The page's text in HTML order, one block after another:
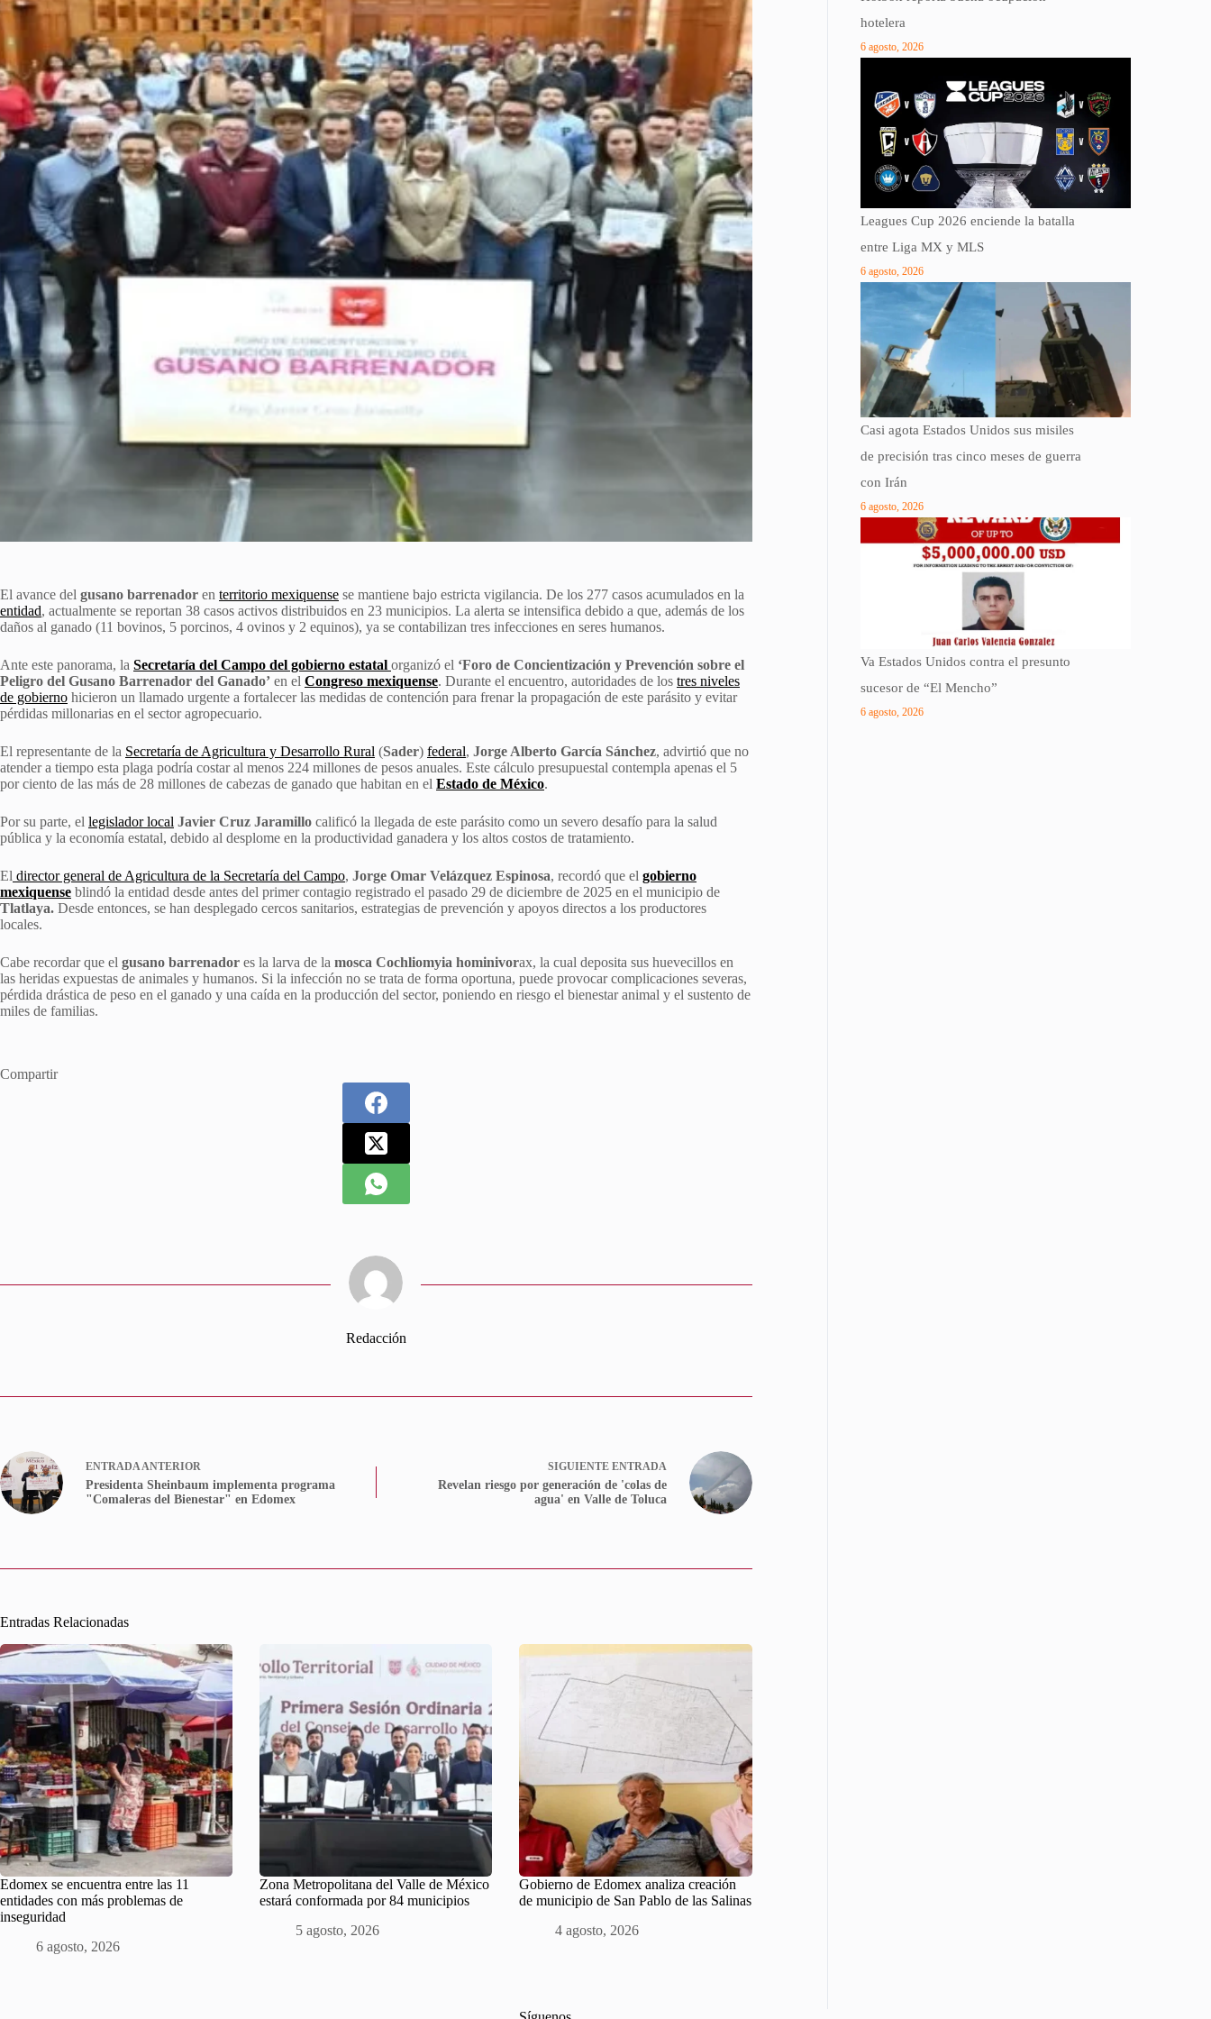
El avance del gusano barrenador en territorio mexiquense se mantiene bajo estricta vigilancia. De los 277 casos acumulados en la
entidad, actualmente se reportan 38 casos activos distribuidos en 23 municipios. La alerta se intensifica debido a que, además de los
daños al ganado (11 bovinos, 5 porcinos, 4 ovinos y 2 equinos), ya se contabilizan tres infecciones en seres humanos.
Ante este panorama, la Secretaría del Campo del gobierno estatal organizó el ‘Foro de Concientización y Prevención sobre el
Peligro del Gusano Barrenador del Ganado’ en el Congreso mexiquense. Durante el encuentro, autoridades de los tres niveles
de gobierno hicieron un llamado urgente a fortalecer las medidas de contención para frenar la propagación de este parásito y evitar
pérdidas millonarias en el sector agropecuario.
El representante de la Secretaría de Agricultura y Desarrollo Rural (Sader) federal, Jorge Alberto García Sánchez, advirtió que no
atender a tiempo esta plaga podría costar al menos 224 millones de pesos anuales. Este cálculo presupuestal contempla apenas el 5
por ciento de las más de 28 millones de cabezas de ganado que habitan en el Estado de México.
Por su parte, el legislador local Javier Cruz Jaramillo calificó la llegada de este parásito como un severo desafío para la salud
pública y la economía estatal, debido al desplome en la productividad ganadera y los altos costos de tratamiento.
El director general de Agricultura de la Secretaría del Campo, Jorge Omar Velázquez Espinosa, recordó que el gobierno
mexiquense blindó la entidad desde antes del primer contagio registrado el pasado 29 de diciembre de 2025 en el municipio de
Tlatlaya. Desde entonces, se han desplegado cercos sanitarios, estrategias de prevención y apoyos directos a los productores
locales.
Cabe recordar que el gusano barrenador es la larva de la mosca Cochliomyia hominivorax, la cual deposita sus huevecillos en
las heridas expuestas de animales y humanos. Si la infección no se trata de forma oportuna, puede provocar complicaciones severas,
pérdida drástica de peso en el ganado y una caída en la producción del sector, poniendo en riesgo el bienestar animal y el sustento de
miles de familias.
Compartir
Redacción
ENTRADAANTERIOR
Presidenta Sheinbaum implementa programa
"Comaleras del Bienestar" en Edomex
SIGUIENTE ENTRADA
Revelan riesgo por generación de 'colas de
agua' en Valle de Toluca
Entradas Relacionadas
Edomex se encuentra entre las 11
entidades con más problemas de
inseguridad
6 agosto, 2026
Zona Metropolitana del Valle de México
estará conformada por 84 municipios
5 agosto, 2026
Gobierno de Edomex analiza creación
de municipio de San Pablo de las Salinas
4 agosto, 2026
hotelera
6 agosto, 2026
Leagues Cup 2026 enciende la batalla
entre Liga MX y MLS
6 agosto, 2026
Casi agota Estados Unidos sus misiles
de precisión tras cinco meses de guerra
con Irán
6 agosto, 2026
Va Estados Unidos contra el presunto
sucesor de “El Mencho”
6 agosto, 2026